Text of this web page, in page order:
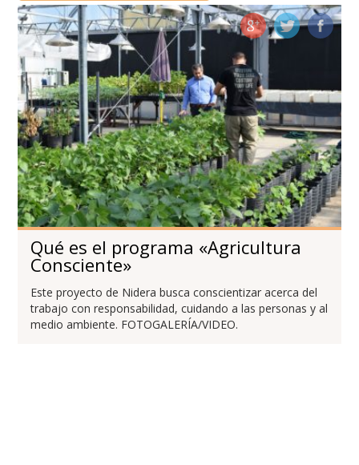
Qué es el programa «Agricultura
Consciente»
Este proyecto de Nidera busca conscientizar acerca del
trabajo con responsabilidad, cuidando a las personas y al
medio ambiente. FOTOGALERÍA/VIDEO.